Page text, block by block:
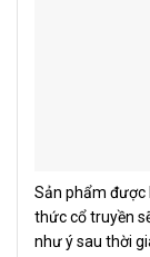
Sản phẩm được
thức cổ truyền
như ý sau thời